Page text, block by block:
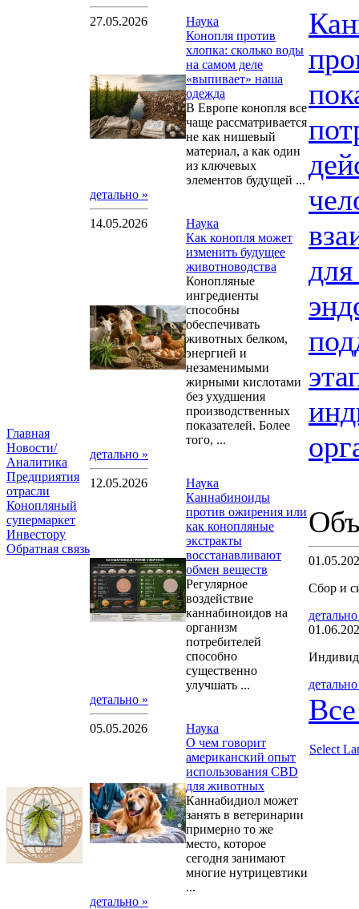
Главная
Новости/
Аналитика
Предприятия
отрасли
Конопляный
супермаркет
Инвестору
Обратная связь
27.05.2026
Наука
Конопля против
хлопка: сколько воды
на самом деле
«выпивает» наша
одежда
В Европе конопля все
чаще рассматривается
не как нишевый
материал, а как один
из ключевых
элементов будущей ...
детально »
14.05.2026
Наука
Как конопля может
изменить будущее
животноводства
Конопляные
ингредиенты
способны
обеспечивать
животных белком,
энергией и
незаменимыми
жирными кислотами
без ухудшения
производственных
показателей. Более
того, ...
детально »
12.05.2026
Наука
Каннабиноиды
против ожирения или
как конопляные
экстракты
восстанавливают
обмен веществ
Регулярное
воздействие
каннабиноидов на
организм
потребителей
способно
существенно
улучшать ...
детально »
05.05.2026
Наука
О чем говорит
американский опыт
использования CBD
для животных
Каннабидиол может
занять в ветеринарии
примерно то же
место, которое
сегодня занимают
многие нутрицевтики
...
детально »
Сбор и
Select